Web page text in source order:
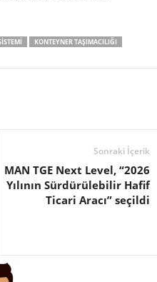
KONTEYNER TAŞIMACILIĞI
Sonraki İçerik
MAN TGE Next Level, “2026
Yılının Sürdürülebilir Hafif
Ticari Aracı” seçildi